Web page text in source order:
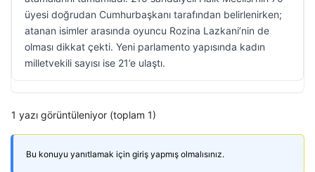
üyesi doğrudan Cumhurbaşkanı tarafından belirlenirken;
atanan isimler arasında oyuncu Rozina Lazkani’nin de
olması dikkat çekti. Yeni parlamento yapısında kadın
milletvekili sayısı ise 21’e ulaştı.
1 yazı görüntüleniyor (toplam 1)
Bu konuyu yanıtlamak için giriş yapmış olmalısınız.